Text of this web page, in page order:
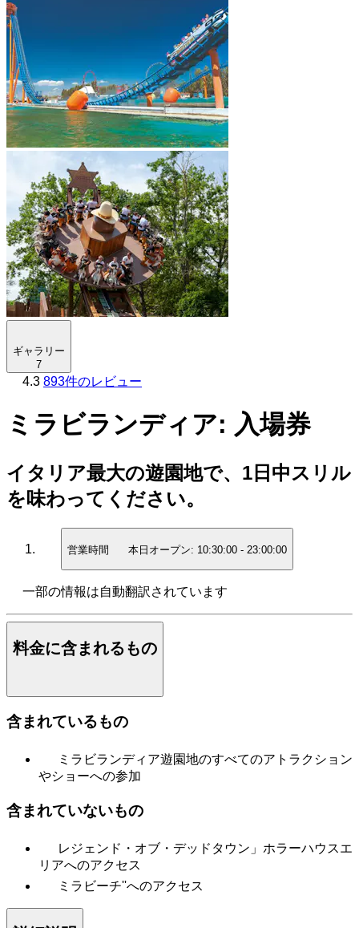
ギャラリー
7
4.3 893件のレビュー
ミラビランディア: 入場券
イタリア最大の遊園地で、1日中スリル
を味わってください。
営業時間 本日オープン: 10:30:00 - 23:00:00
一部の情報は自動翻訳されています
料金に含まれるもの
含まれているもの
ミラビランディア遊園地のすべてのアトラクション
やショーへの参加
含まれていないもの
レジェンド・オブ・デッドタウン」ホラーハウスエ
リアへのアクセス
ミラビーチ''へのアクセス